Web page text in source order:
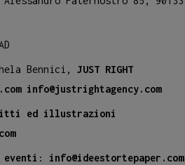
Bennici,JUST RIGHT
info@justrightagency.com
ed illustrazioni
eventi : info@ideestortepaper.com